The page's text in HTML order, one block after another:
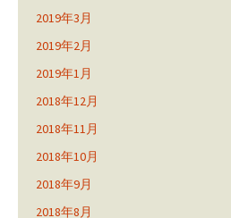
2019年3月
2019年2月
2019年1月
2018年12月
2018年11月
2018年10月
2018年9月
2018年8月